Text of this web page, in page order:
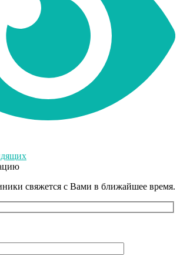
свяжется с Вами в ближайшее время.